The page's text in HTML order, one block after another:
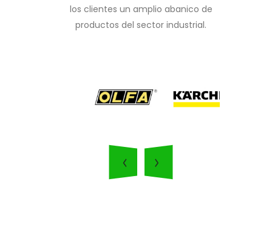
los clientes un amplio abanico de
productos del sector industrial.